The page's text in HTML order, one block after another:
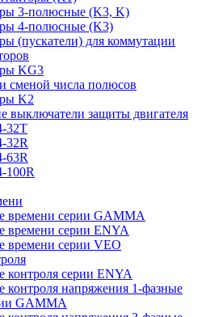
3-полюсные (K3, K)
4-полюсные (K3)
(пускатели) для коммутации
KG3
сменой числа полюсов
K2
выключатели защиты двигателя
32T
32R
63R
100R
времени серии GAMMA
времени серии ENYA
времени серии VEO
контроля серии ENYA
контроля напряжения 1-фазные
GAMMA